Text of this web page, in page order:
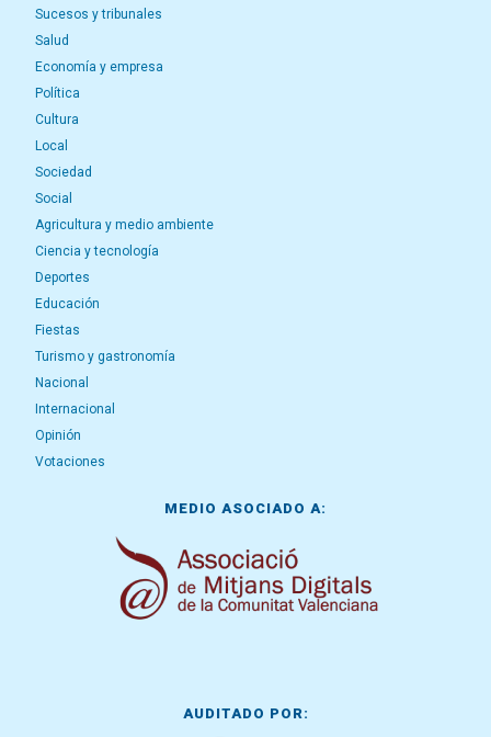
Sucesos y tribunales
Salud
Economía y empresa
Política
Cultura
Local
Sociedad
Social
Agricultura y medio ambiente
Ciencia y tecnología
Deportes
Educación
Fiestas
Turismo y gastronomía
Nacional
Internacional
Opinión
Votaciones
MEDIO ASOCIADO A:
AUDITADO POR: